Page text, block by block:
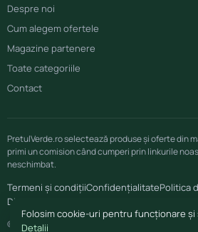
Despre noi
Cum alegem ofertele
Magazine partenere
Toate categoriile
Contact
PretulVerde.ro selectează produse și oferte din
primi un comision când cumperi prin linkurile
neschimbat.
Termeni și condițiiConfidențialitatePolitica
Disclaimer afiliere
© 2026 PretulVerde.ro
Folosim cookie-uri pentru funcționare
Detalii